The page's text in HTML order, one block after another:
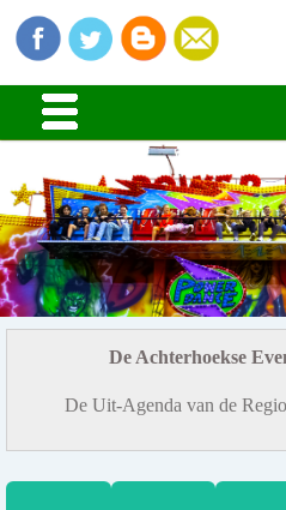
De Achterhoekse
De Uit-Agenda van de